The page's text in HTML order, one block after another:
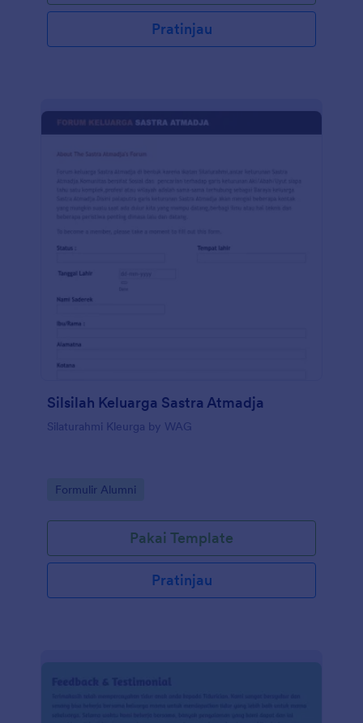
Pratinjau
Silsilah Keluarga Sastra Atmadja
Silaturahmi Kleurga by WAG
Go to Category:
Formulir Alumni
Pakai Template
Pratinjau